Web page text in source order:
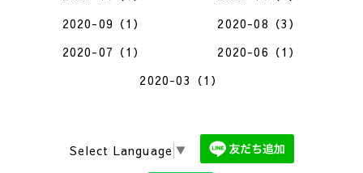
2020-09（1）
2020-08（3）
2020-07（1）
2020-06（1）
2020-03（1）
Select Language ▼